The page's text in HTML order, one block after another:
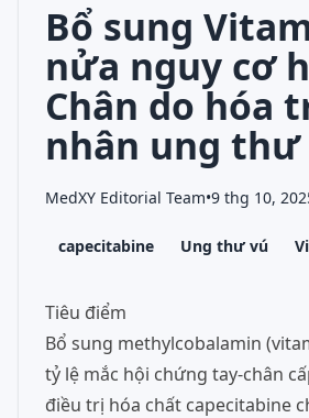
Bổ sung
nửa nguy cơ
Chân do hóa
nhân ung
MedXY Editorial Team•9 thg 10,
capecitabine Ung thư vú
Tiêu điểm
Bổ sung methylcobalamin
tỷ lệ mắc hội chứng tay-chân
điều trị hóa chất capecitabine